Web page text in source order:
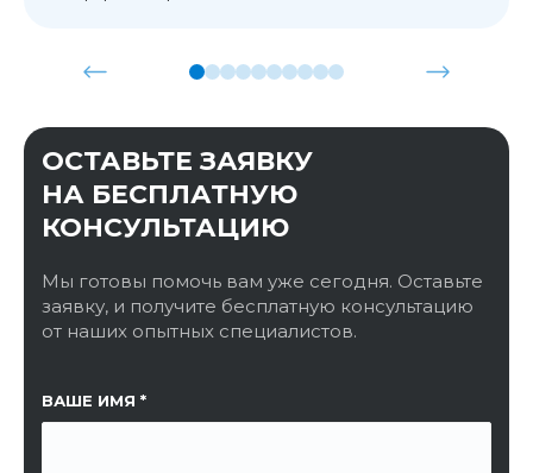
ОСТАВЬТЕ ЗАЯВКУ
НА БЕСПЛАТНУЮ
КОНСУЛЬТАЦИЮ
Мы готовы помочь вам уже сегодня. Оставьте
заявку, и получите бесплатную консультацию
от наших опытных специалистов.
ВАШЕ ИМЯ
ССЫЛКА НА СТРАНИЦУ